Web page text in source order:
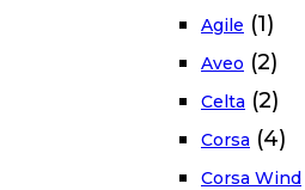
Agile (1)
Aveo (2)
Celta (2)
Corsa (4)
Corsa Wind